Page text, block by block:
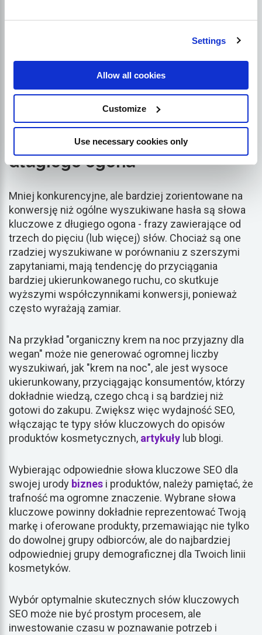
Settings
Allow all cookies
Customize
Use necessary cookies only
ich skuteczność na podstawie danych
Upewnij się tylko, że analizujesz odpowiednich
konkurentów - firmy, których linia produktów ściśle
odpowiada Twojej lub te, których odbiorcy są
Używaj słów kluczowych z
długiego ogona
Mniej konkurencyjne, ale bardziej zorientowane na
konwersję niż ogólne wyszukiwane hasła są słowa
kluczowe z długiego ogona - frazy zawierające od
trzech do pięciu (lub więcej) słów. Chociaż są one
rzadziej wyszukiwane w porównaniu z szerszymi
zapytaniami, mają tendencję do przyciągania
bardziej ukierunkowanego ruchu, co skutkuje
wyższymi współczynnikami konwersji, ponieważ
często wyrażają zamiar.
Na przykład "organiczny krem na noc przyjazny dla
wegan" może nie generować ogromnej liczby
wyszukiwań, jak "krem na noc", ale jest wysoce
ukierunkowany, przyciągając konsumentów, którzy
dokładnie wiedzą, czego chcą i są bardziej niż
gotowi do zakupu. Zwiększ więc wydajność SEO,
włączając te typy słów kluczowych do opisów
produktów kosmetycznych, artykuły lub blogi.
Wybierając odpowiednie słowa kluczowe SEO dla
swojej urody biznes i produktów, należy pamiętać, że
trafność ma ogromne znaczenie. Wybrane słowa
kluczowe powinny dokładnie reprezentować Twoją
markę i oferowane produkty, przemawiając nie tylko
do dowolnej grupy odbiorców, ale do najbardziej
odpowiedniej grupy demograficznej dla Twoich linii
kosmetyków.
Wybór optymalnie skutecznych słów kluczowych
SEO może nie być prostym procesem, ale
inwestowanie czasu w poznawanie potrzeb i